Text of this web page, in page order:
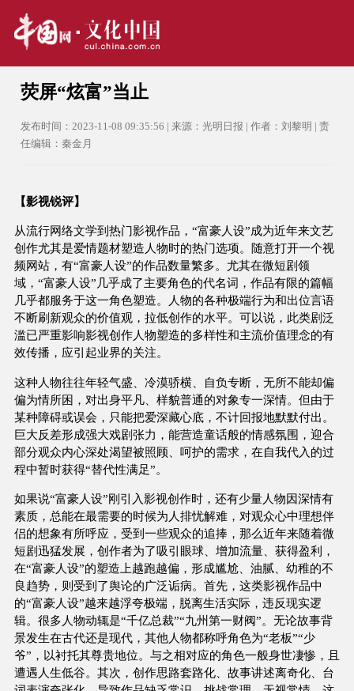
荧屏“炫富”当止
发布时间：2023-11-08 09:35:56 | 来源：光明日报 | 作者：刘黎明 | 责
任编辑：秦金月
【影视锐评】
从流行网络文学到热门影视作品，“富豪人设”成为近年来文艺
创作尤其是爱情题材塑造人物时的热门选项。随意打开一个视
频网站，有“富豪人设”的作品数量繁多。尤其在微短剧领
域，“富豪人设”几乎成了主要角色的代名词，作品有限的篇幅
几乎都服务于这一角色塑造。人物的各种极端行为和出位言语
不断刷新观众的价值观，拉低创作的水平。可以说，此类剧泛
滥已严重影响影视创作人物塑造的多样性和主流价值理念的有
效传播，应引起业界的关注。
这种人物往往年轻气盛、冷漠骄横、自负专断，无所不能却偏
偏为情所困，对出身平凡、样貌普通的对象专一深情。但由于
某种障碍或误会，只能把爱深藏心底，不计回报地默默付出。
巨大反差形成强大戏剧张力，能营造童话般的情感氛围，迎合
部分观众内心深处渴望被照顾、呵护的需求，在自我代入的过
程中暂时获得“替代性满足”。
如果说“富豪人设”刚引入影视创作时，还有少量人物因深情有
素质，总能在最需要的时候为人排忧解难，对观众心中理想伴
侣的想象有所呼应，受到一些观众的追捧，那么近年来随着微
短剧迅猛发展，创作者为了吸引眼球、增加流量、获得盈利，
在“富豪人设”的塑造上越跑越偏，形成尴尬、油腻、幼稚的不
良趋势，则受到了舆论的广泛诟病。首先，这类影视作品中
的“富豪人设”越来越浮夸极端，脱离生活实际，违反现实逻
辑。很多人物动辄是“千亿总裁”“九州第一财阀”。无论故事背
景发生在古代还是现代，其他人物都称呼角色为“老板”“少
爷”，以衬托其尊贵地位。与之相对应的角色一般身世凄惨，且
遭遇人生低谷。其次，创作思路套路化、故事讲述离奇化、台